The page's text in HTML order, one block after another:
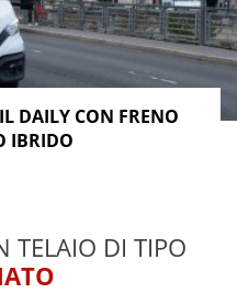
DAILY CON FRENO
IBRIDO
TELAIO DI TIPO